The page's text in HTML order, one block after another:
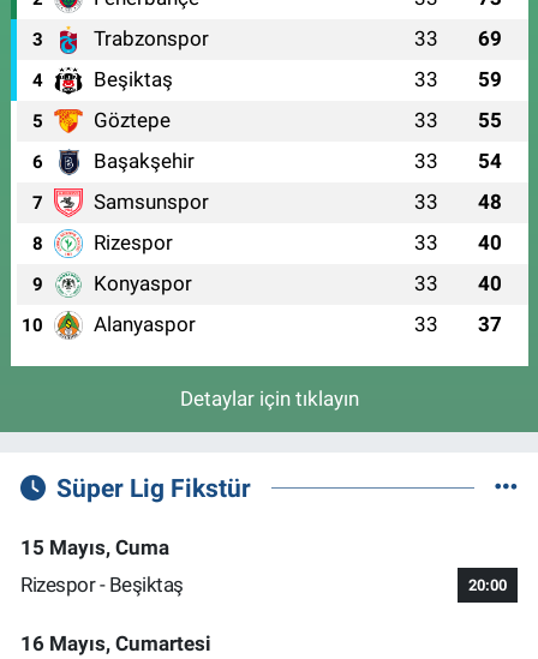
3 Trabzonspor 33 69
4 Beşiktaş 33 59
5 Göztepe 33 55
6 Başakşehir 33 54
7 Samsunspor 33 48
8 Rizespor 33 40
9 Konyaspor 33 40
10 Alanyaspor 33 37
Detaylar için tıklayın
Süper Lig Fikstür
15 Mayıs, Cuma
Rizespor - Beşiktaş
20:00
16 Mayıs, Cumartesi